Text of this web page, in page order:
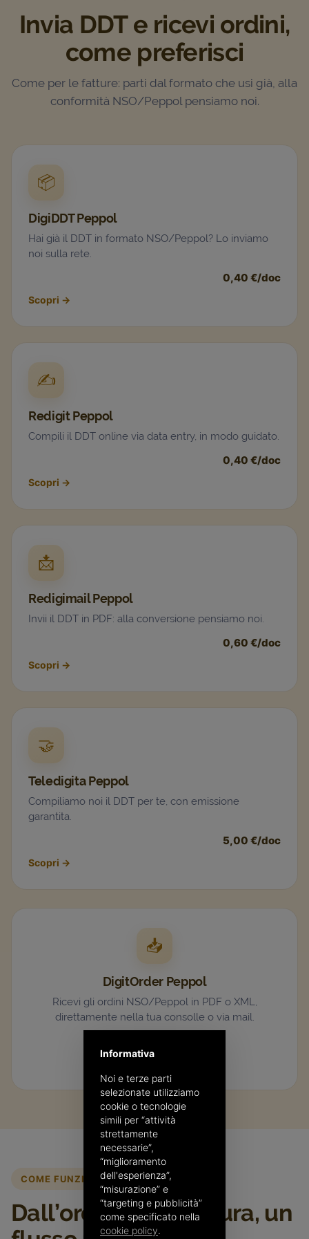
Invia DDT e ricevi ordini,
come preferisci
Come per le fatture: parti dal formato che usi già, alla
conformità NSO/Peppol pensiamo noi.
📦
DigiDDT Peppol
Hai già il DDT in formato NSO/Peppol? Lo inviamo
noi sulla rete.
0,40 €/doc
Scopri →
✍️
Redigit Peppol
Compili il DDT online via data entry, in modo guidato.
0,40 €/doc
Scopri →
📩
Redigimail Peppol
Invii il DDT in PDF: alla conversione pensiamo noi.
0,60 €/doc
Scopri →
🤝
Teledigita Peppol
Compiliamo noi il DDT per te, con emissione
garantita.
5,00 €/doc
Scopri →
📥
DigitOrder Peppol
Ricevi gli ordini NSO/Peppol in PDF o XML,
direttamente nella tua consolle o via mail.
COME FUNZIONA
Dall’ordine alla fattura, un
Informativa
Noi e terze parti
selezionate utilizziamo
cookie o tecnologie
simili per “attività
strettamente
necessarie”,
“miglioramento
dell'esperienza”,
“misurazione” e
“targeting e pubblicità”
come specificato nella
cookie policy.